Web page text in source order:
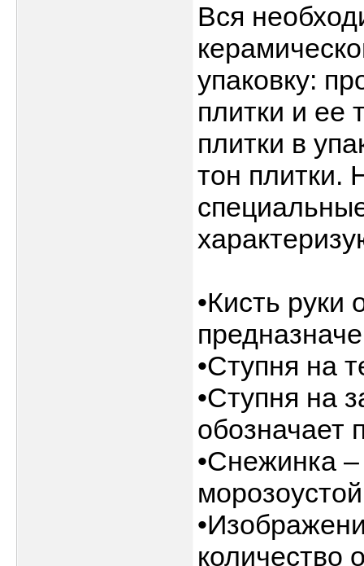
Вся
упаковку:
плитки и
плитки в
тон плитки.
•Кисть руки
•Ступня на
•Ступня на
обозначает
•Снежинка –
количество